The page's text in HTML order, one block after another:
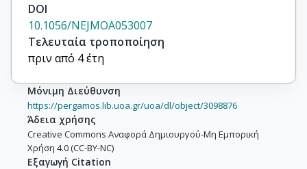
DOI
10.1056/NEJMOA053007
Τελευταία τροποποίηση
πριν από 4 έτη
Μόνιμη Διεύθυνση
https://pergamos.lib.uoa.gr/uoa/dl/object/3098876
Άδεια χρήσης
Creative Commons Αναφορά Δημιουργού-Μη Εμπορική
Χρήση 4.0 (CC-BY-NC)
Εξαγωγή Citation